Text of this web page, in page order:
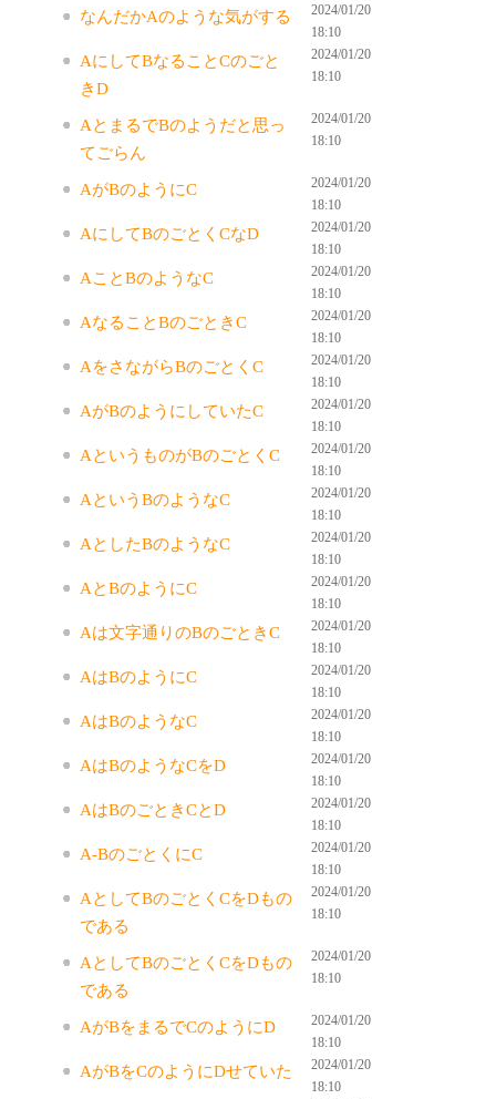
なんだかAのような気がする
2024/01/20
18:10
AにしてBなることCのごと
きD
2024/01/20
18:10
AとまるでBのようだと思っ
てごらん
2024/01/20
18:10
AがBのようにC
2024/01/20
18:10
AにしてBのごとくCなD
2024/01/20
18:10
AことBのようなC
2024/01/20
18:10
AなることBのごときC
2024/01/20
18:10
AをさながらBのごとくC
2024/01/20
18:10
AがBのようにしていたC
2024/01/20
18:10
AというものがBのごとくC
2024/01/20
18:10
AというBのようなC
2024/01/20
18:10
AとしたBのようなC
2024/01/20
18:10
AとBのようにC
2024/01/20
18:10
Aは文字通りのBのごときC
2024/01/20
18:10
AはBのようにC
2024/01/20
18:10
AはBのようなC
2024/01/20
18:10
AはBのようなCをD
2024/01/20
18:10
AはBのごときCとD
2024/01/20
18:10
A-BのごとくにC
2024/01/20
18:10
AとしてBのごとくCをDもの
である
2024/01/20
18:10
AとしてBのごとくCをDもの
である
2024/01/20
18:10
AがBをまるでCのようにD
2024/01/20
18:10
AがBをCのようにDせていた
2024/01/20
18:10